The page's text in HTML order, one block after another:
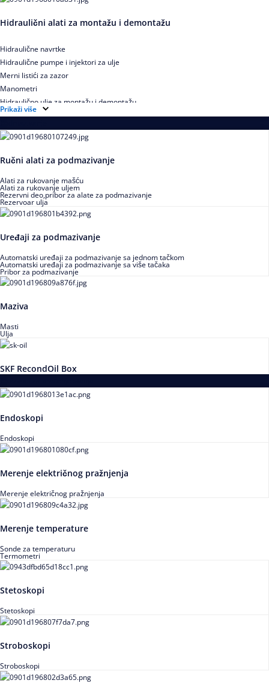
Hidraulični alati za montažu i demontažu
Hidraulične navrtke
Hidraulične pumpe i injektori za ulje
Merni listići za zazor
Manometri
Hidraulično ulje za montažu i demontažu
Prikaži više
Ručni alati za podmazivanje
Alati za rukovanje mašću
Alati za rukovanje uljem
Rezervni deo,pribor za alate za podmazivanje
Rezervoar ulja
Uređaji za podmazivanje
Automatski uređaji za podmazivanje sa jednom tačkom
Automatski uređaji za podmazivanje sa više tačaka
Pribor za podmazivanje
Maziva
Masti
Ulja
SKF RecondOil Box
Endoskopi
Endoskopi
Merenje električnog pražnjenja
Merenje električnog pražnjenja
Merenje temperature
Sonde za temperaturu
Termometri
Stetoskopi
Stetoskopi
Stroboskopi
Stroboskopi